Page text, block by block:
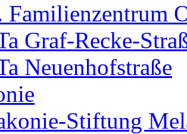
Familienzentrum
Graf-Recke-
Neuenhofstraße
Stiftung